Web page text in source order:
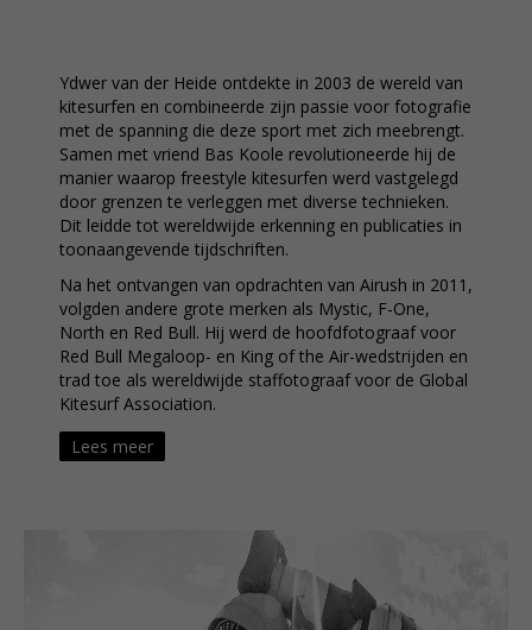
Ydwer van der Heide ontdekte in 2003 de wereld van
kitesurfen en combineerde zijn passie voor fotografie
met de spanning die deze sport met zich meebrengt.
Samen met vriend Bas Koole revolutioneerde hij de
manier waarop freestyle kitesurfen werd vastgelegd
door grenzen te verleggen met diverse technieken.
Dit leidde tot wereldwijde erkenning en publicaties in
toonaangevende tijdschriften.
Na het ontvangen van opdrachten van Airush in 2011,
volgden andere grote merken als Mystic, F-One,
North en Red Bull. Hij werd de hoofdfotograaf voor
Red Bull Megaloop- en King of the Air-wedstrijden en
trad toe als wereldwijde staffotograaf voor de Global
Kitesurf Association.
De onvoorziene uitdagingen van de COVID-pandemie
in 2020 brachten reisbeperkingen met zich mee, maar
Tijdens zijn revalidatie traject vond hij zijn troost in
fotografie en begon aan een therapeutisch project:
een 300 pagina’s tellend hardcover fotoboek, een
viering van de meest gedenkwaardige momenten van
Lees meer